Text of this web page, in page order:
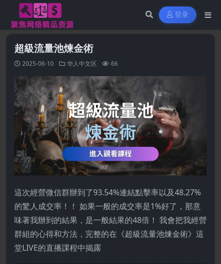
登录
超級流量池煉金術
2025-06-10 华人中文区 66
這次經營微信群辦到了93.54%連結點擊率以及48.27%
的驚人成交率！！ 如果一般的成交率是1%好了，那意
味著我辦到的結果，是一般結果的48倍！ 我會把我經營
群組的心得和方法，完整的在《超級流量池煉金術》這
堂LIVE的直播課程中揭露